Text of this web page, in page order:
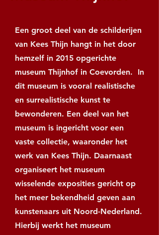
Een groot deel van de schilderijen
van Kees Thijn hangt in het door
hemzelf in 2015 opgerichte
museum Thijnhof in Coevorden. In
dit museum is vooral realistische
en surrealistische kunst te
bewonderen. Een deel van het
museum is ingericht voor een
vaste collectie, waaronder het
werk van Kees Thijn. Daarnaast
organiseert het museum
wisselende exposities gericht op
het meer bekendheid geven aan
kunstenaars uit Noord-Nederland.
Hierbij werkt het museum